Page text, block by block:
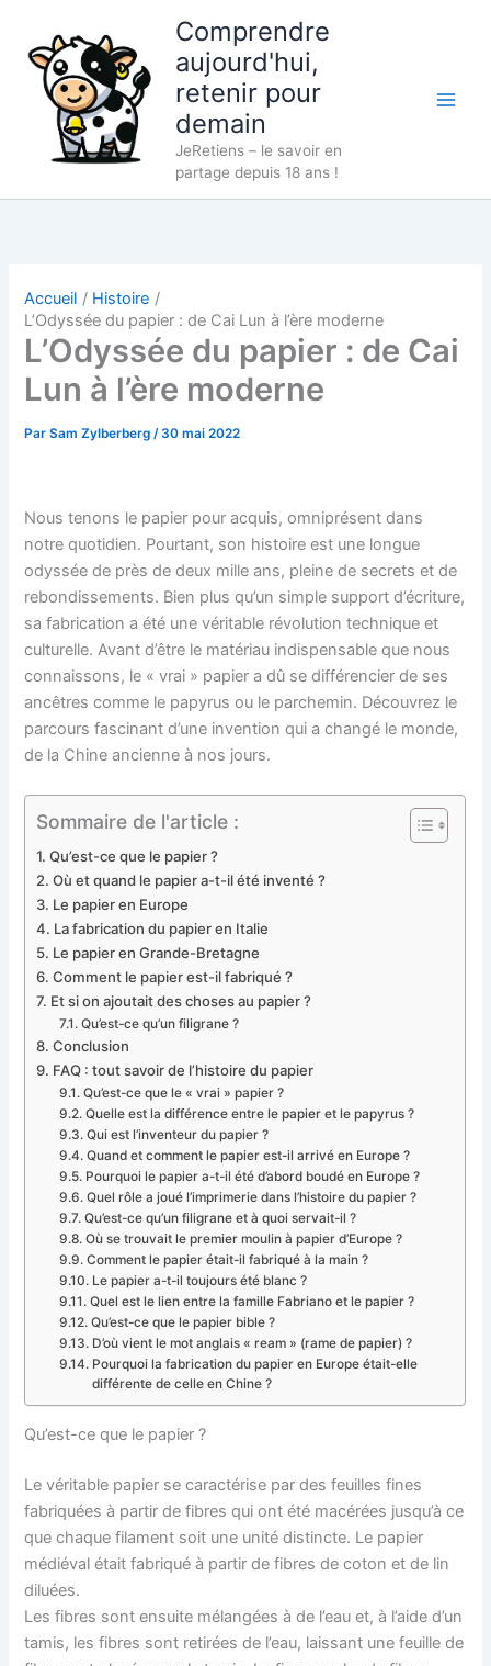
contenu
Comprendre
aujourd'hui,
retenir pour
demain
JeRetiens – le savoir en
partage depuis 18 ans !
Accueil
Histoire
L’Odyssée du papier : de Cai Lun à l’ère moderne
L’Odyssée du papier : de Cai
Lun à l’ère moderne
ParSam Zylberberg/30 mai 2022
Nous tenons le papier pour acquis, omniprésent dans
notre quotidien. Pourtant, son histoire est une longue
odyssée de près de deux mille ans, pleine de secrets et de
rebondissements. Bien plus qu’un simple support d’écriture,
sa fabrication a été une véritable révolution technique et
culturelle. Avant d’être le matériau indispensable que nous
connaissons, le « vrai » papier a dû se différencier de ses
ancêtres comme le papyrus ou le parchemin. Découvrez le
parcours fascinant d’une invention qui a changé le monde,
de la Chine ancienne à nos jours.
Sommaire de l'article :
Qu’est-ce que le papier ?
Où et quand le papier a-t-il été inventé ?
Le papier en Europe
La fabrication du papier en Italie
Le papier en Grande-Bretagne
Comment le papier est-il fabriqué ?
Et si on ajoutait des choses au papier ?
Qu’est-ce qu’un filigrane ?
Conclusion
FAQ : tout savoir de l’histoire du papier
Qu’est-ce que le « vrai » papier ?
Quelle est la différence entre le papier et le papyrus ?
Qui est l’inventeur du papier ?
Quand et comment le papier est-il arrivé en Europe ?
Pourquoi le papier a-t-il été d’abord boudé en Europe ?
Quel rôle a joué l’imprimerie dans l’histoire du papier ?
Qu’est-ce qu’un filigrane et à quoi servait-il ?
Où se trouvait le premier moulin à papier d’Europe ?
Comment le papier était-il fabriqué à la main ?
Le papier a-t-il toujours été blanc ?
Quel est le lien entre la famille Fabriano et le papier ?
Qu’est-ce que le papier bible ?
D’où vient le mot anglais « ream » (rame de papier) ?
Pourquoi la fabrication du papier en Europe était-elle
différente de celle en Chine ?
Qu’est-ce que le papier ?
Le véritable papier se caractérise par des feuilles fines
fabriquées à partir de fibres qui ont été macérées jusqu’à ce
que chaque filament soit une unité distincte. Le papier
médiéval était fabriqué à partir de fibres de coton et de lin
diluées.
Les fibres sont ensuite mélangées à de l’eau et, à l’aide d’un
tamis, les fibres sont retirées de l’eau, laissant une feuille de